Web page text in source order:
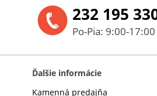
232 195
Po-Pia: 9:00-17:00
Ďalšie informácie
Kamenná predajňa